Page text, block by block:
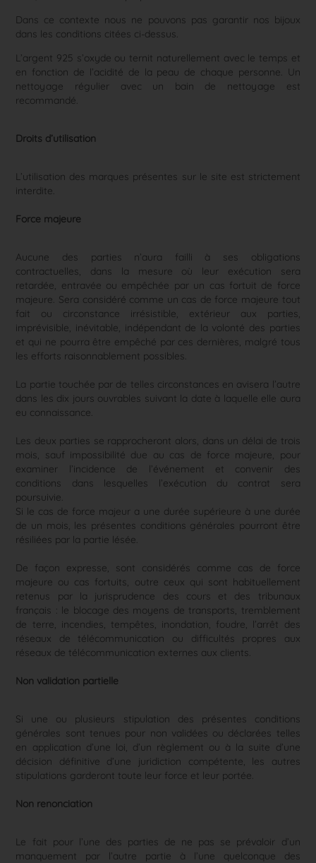
Dans ce contexte nous ne pouvons pas garantir nos bijoux
dans les conditions citées ci-dessus.
L’argent 925 s’oxyde ou ternit naturellement avec le temps et
en fonction de l’acidité de la peau de chaque personne. Un
nettoyage régulier avec un bain de nettoyage est
recommandé.
Droits d’utilisation
L’utilisation des marques présentes sur le site est strictement
interdite.
Force majeure
Aucune des parties n’aura failli à ses obligations
contractuelles, dans la mesure où leur exécution sera
retardée, entravée ou empêchée par un cas fortuit de force
majeure. Sera considéré comme un cas de force majeure tout
fait ou circonstance irrésistible, extérieur aux parties,
imprévisible, inévitable, indépendant de la volonté des parties
et qui ne pourra être empêché par ces dernières, malgré tous
les efforts raisonnablement possibles.
La partie touchée par de telles circonstances en avisera l’autre
dans les dix jours ouvrables suivant la date à laquelle elle aura
eu connaissance.
Les deux parties se rapprocheront alors, dans un délai de trois
mois, sauf impossibilité due au cas de force majeure, pour
examiner l’incidence de l’événement et convenir des
conditions dans lesquelles l’exécution du contrat sera
poursuivie.
Si le cas de force majeur a une durée supérieure à une durée
de un mois, les présentes conditions générales pourront être
résiliées par la partie lésée.
De façon expresse, sont considérés comme cas de force
majeure ou cas fortuits, outre ceux qui sont habituellement
retenus par la jurisprudence des cours et des tribunaux
français : le blocage des moyens de transports, tremblement
de terre, incendies, tempêtes, inondation, foudre, l’arrêt des
réseaux de télécommunication ou difficultés propres aux
réseaux de télécommunication externes aux clients.
Non validation partielle
Si une ou plusieurs stipulation des présentes conditions
générales sont tenues pour non validées ou déclarées telles
en application d’une loi, d’un règlement ou à la suite d’une
décision définitive d’une juridiction compétente, les autres
stipulations garderont toute leur force et leur portée.
Non renonciation
Le fait pour l’une des parties de ne pas se prévaloir d’un
manquement par l’autre partie à l’une quelconque des